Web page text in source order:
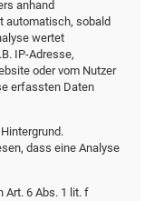
anhand
automatisch, sobald
wertet
IP-Adresse,
oder vom Nutzer
erfassten Daten
dass eine Analyse
Art. 6 Abs. 1 lit. f